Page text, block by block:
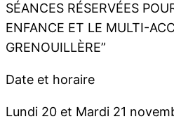
SÉANCES RÉSERVÉES
ENFANCE ET LE MULTI-
GRENOUILLÈRE”
Date et horaire
Lundi 20 et Mardi 21